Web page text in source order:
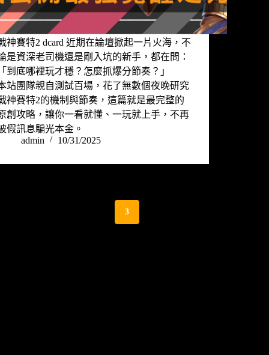
神賽特2 dcard 近期在論壇掀起一片火海，不
是資深老司機還是剛入坑的新手，都在問：
到底哪裡玩才穩？怎麼抓爆分節奏？」
站團隊親自測試百場，花了無數個夜晚研究
神賽特2的機制與節奏，這篇就是最完整的
創攻略，讓你一看就懂、一玩就上手，不再
假訊息騙光本金。
admin
10/31/2025
3